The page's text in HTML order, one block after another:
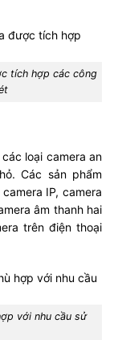
tích hợp các công
loại camera an
Các sản phẩm
IP, camera
âm thanh hai
trên điện thoại
với nhu cầu sử